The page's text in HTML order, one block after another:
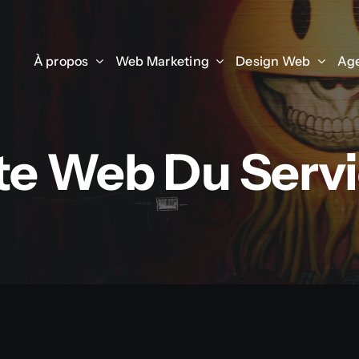
À propos Web Marketing Design Web
À propos Web Marketing Design Web
Web Du